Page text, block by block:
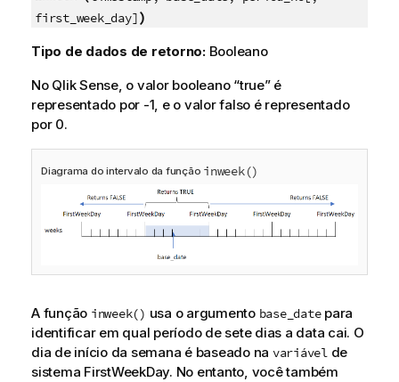
first_week_day])
Tipo de dados de retorno: Booleano
No Qlik Sense, o valor booleano “true” é
representado por -1, e o valor falso é representado
por 0.
Diagrama do intervalo da função inweek()
A função inweek() usa o argumento base_datepara
identificar em qual período de sete dias a data cai. O
dia de início da semana é baseado na variávelde
sistema FirstWeekDay. No entanto, você também